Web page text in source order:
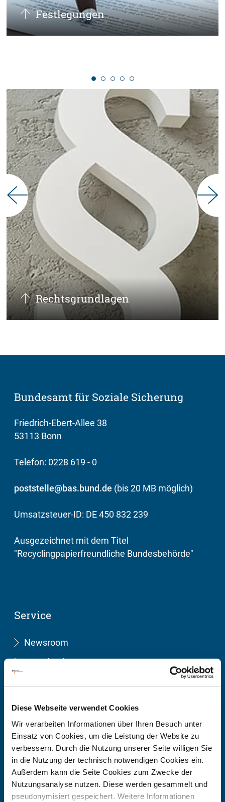
Diese Webseite verwendet Cookies
Wir verarbeiten Informationen über Ihren Besuch unter
Einsatz von Cookies, um die Leistung der Website zu
verbessern. Durch die Nutzung unserer Seite willigen Sie
in die Nutzung der technisch notwendigen Cookies ein.
Außerdem kann die Seite Cookies zum Zwecke der
Nutzungsanalyse nutzen. Diese werden gesammelt und
pseudonymisiert gespeichert. Weitere Informationen
Fest­legungen
folgende Ausgleichsjahr.
mehr
Rechts­grundlagen
mehr
Bundesamt für Soziale Sicherung
Friedrich-Ebert-Allee 38
53113 Bonn
Telefon: 0228 619 - 0
poststelle@bas.bund.de (bis 20 MB möglich)
Umsatzsteuer-ID: DE 450 832 239
Ausgezeichnet mit dem Titel
"Recyclingpapierfreundliche Bundesbehörde"
Service
Newsroom
Downloadcenter
Karriere
Arbeiten beim BAS
Stellenangebote